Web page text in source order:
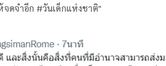
ดจำอีก #วันเด็กแห่งชาติ"